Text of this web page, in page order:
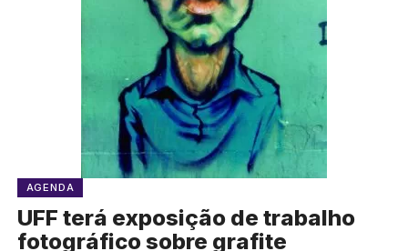
AGENDA
UFF terá exposição de trabalho
fotográfico sobre grafite